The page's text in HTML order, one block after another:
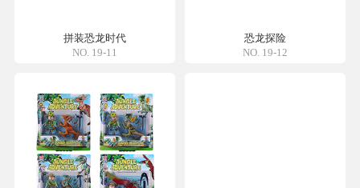
拼装恐龙时代
NO. 19-11
恐龙探险
NO. 19-12